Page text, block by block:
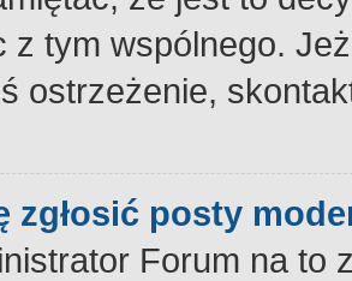
z tym wspólnego.
ostrzeżenie,
zgłosić posty
Forum na to